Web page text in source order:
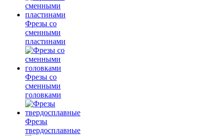
Фрезы со
сменными
пластинами
Фрезы со
сменными
головками
Фрезы
твердосплавные